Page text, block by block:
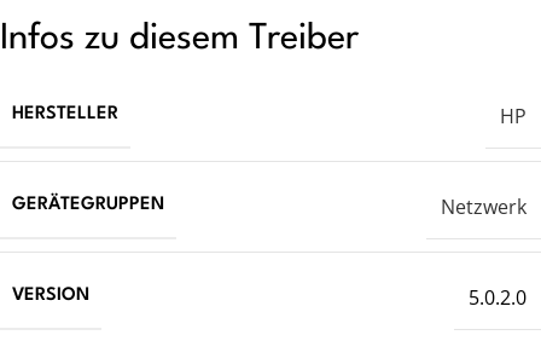
Infos zu diesem Treiber
HERSTELLER HP
GERÄTEGRUPPEN Netzwerk
VERSION 5.0.2.0